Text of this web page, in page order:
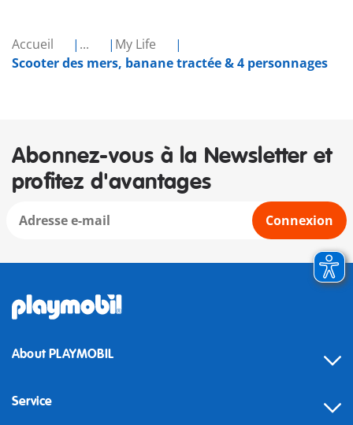
Accueil ...
My Life
Scooter des mers, banane tractée & 4 personnages
Abonnez-vous à la Newsletter et
profitez d'avantages
Connexion
About PLAYMOBIL
Service